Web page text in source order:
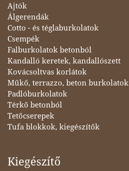
Ajtók
Álgerendák
Cotto - és téglaburkolatok
Csempék
Falburkolatok betonból
Kandalló keretek, kandallószett
Kovácsoltvas korlátok
Műkő, terrazzo, beton burkolatok
Padlóburkolatok
Térkő betonból
Tetőcserepek
Tufa blokkok, kiegészítők
Kiegészítő